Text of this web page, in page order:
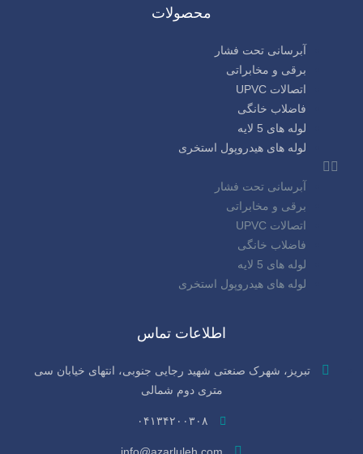
محصولات
آبرسانی تحت فشار
برقی و مخابراتی
اتصالات UPVC
فاضلاب خانگی
لوله های 5 لایه
لوله های هیدروپول استخری
آبرسانی تحت فشار
برقی و مخابراتی
اتصالات UPVC
فاضلاب خانگی
لوله های 5 لایه
لوله های هیدروپول استخری
اطلاعات تماس
تبریز، شهرک صنعتی شهید رجایی جنوبی، انتهای خیابان سی‌
متری دوم شمالی
۰۴۱۳۴۲۰۰۳۰۸
info@azarluleh.com